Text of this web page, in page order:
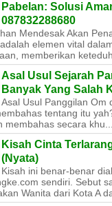
Pabelan: Solusi
087832288680
Mendesak Akan
elemen vital
memberikan
Asal Usul Sejarah
Banyak Yang Salah
Asal Usul Panggilan Om
tentang itu
membahas secara khu...
Kisah Cinta
(Nyata)
Kisah ini benar-benar
sendiri. Sebut
Wanita dari Kota A